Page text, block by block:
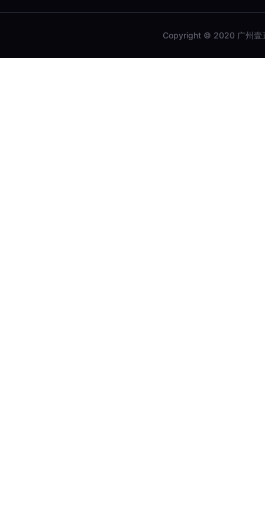
Copyright © 2020 广州壹